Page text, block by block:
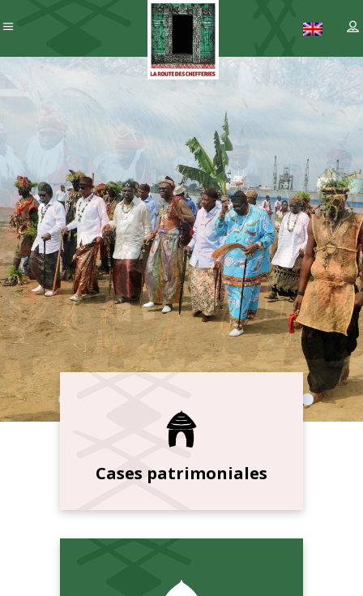
Patrimoine
– ICC
Cases patrimoniales